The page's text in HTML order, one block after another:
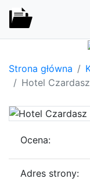
Strona główna
Hotel
Ocena:
Adres strony: